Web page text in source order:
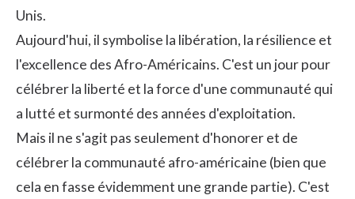
Unis.
Aujourd'hui, il symbolise la libération, la résilience et
l'excellence des Afro-Américains. C'est un jour pour
célébrer la liberté et la force d'une communauté qui
a lutté et surmonté des années d'exploitation.
Mais il ne s'agit pas seulement d'honorer et de
célébrer la communauté afro-américaine (bien que
cela en fasse évidemment une grande partie). C'est